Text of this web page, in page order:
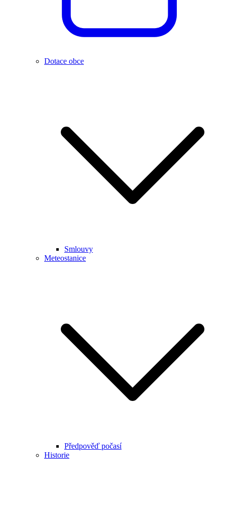
Dotace obce
Smlouvy
Meteostanice
Předpověď počasí
Historie